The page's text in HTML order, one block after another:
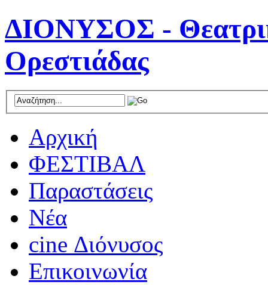
ΔΙΟΝΥΣΟΣ -
Ορεστιάδας
Αρχική
ΦΕΣΤΙΒΑΛ
Παραστάσεις
Νέα
cine Διόνυσος
Επικοινωνία